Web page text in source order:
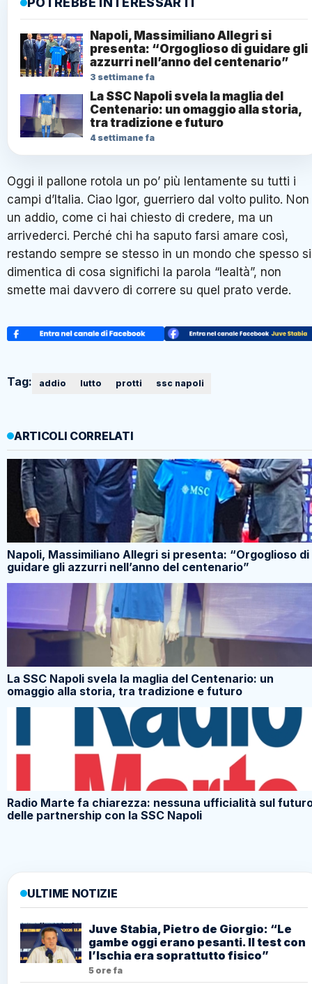
Napoli, Massimiliano Allegri si
presenta: “Orgoglioso di guidare gli
azzurri nell’anno del centenario”
3 settimane fa
La SSC Napoli svela la maglia del
Centenario: un omaggio alla storia,
tra tradizione e futuro
4 settimane fa
Oggi il pallone rotola un po’ più lentamente su tutti i
campi d’Italia. Ciao Igor, guerriero dal volto pulito. Non
un addio, come ci hai chiesto di credere, ma un
arrivederci. Perché chi ha saputo farsi amare così,
restando sempre se stesso in un mondo che spesso si
dimentica di cosa significhi la parola “lealtà”, non
smette mai davvero di correre su quel prato verde.
Tag: addio lutto protti ssc napoli
ARTICOLI CORRELATI
Napoli, Massimiliano Allegri si presenta: “Orgoglioso di
guidare gli azzurri nell’anno del centenario”
La SSC Napoli svela la maglia del Centenario: un
omaggio alla storia, tra tradizione e futuro
Radio Marte fa chiarezza: nessuna ufficialità sul
delle partnership con la SSC Napoli
ULTIME NOTIZIE
Juve Stabia, Pietro de Giorgio: “Le
gambe oggi erano pesanti. Il test con
l’Ischia era soprattutto fisico”
5 ore fa